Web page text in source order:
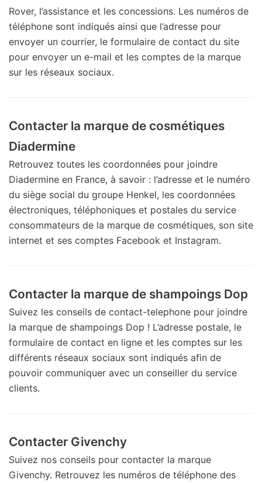
Rover, l’assistance et les concessions. Les numéros de
téléphone sont indiqués ainsi que l’adresse pour
envoyer un courrier, le formulaire de contact du site
pour envoyer un e-mail et les comptes de la marque
sur les réseaux sociaux.
Contacter la marque de cosmétiques
Diadermine
Retrouvez toutes les coordonnées pour joindre
Diadermine en France, à savoir : l’adresse et le numéro
du siège social du groupe Henkel, les coordonnées
électroniques, téléphoniques et postales du service
consommateurs de la marque de cosmétiques, son site
internet et ses comptes Facebook et Instagram.
Contacter la marque de shampoings Dop
Suivez les conseils de contact-telephone pour joindre
la marque de shampoings Dop ! L’adresse postale, le
formulaire de contact en ligne et les comptes sur les
différents réseaux sociaux sont indiqués afin de
pouvoir communiquer avec un conseiller du service
clients.
Contacter Givenchy
Suivez nos conseils pour contacter la marque
Givenchy. Retrouvez les numéros de téléphone des